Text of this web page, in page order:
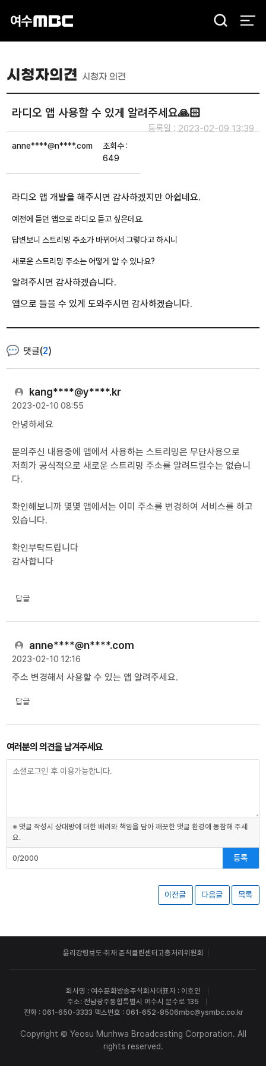
검
시청자의견 시청자 의견
라디오 앱 사용할 수 있게 알려주세요🙏🏻
등록일 : 2023-02-09 13:39
anne****@n****.com
조회수 :
649
라디오 앱 개발을 해주시면 감사하겠지만 아쉽네요.
예전에 듣던 앱으로 라디오 듣고 싶은데요.
답변보니 스트리밍 주소가 바뀌어서 그렇다고 하시니
새로운 스트리밍 주소는 어떻게 알 수 있나요?
알려주시면 감사하겠습니다.
앱으로 들을 수 있게 도와주시면 감사하겠습니다.
댓글(2)
kang****@y****.kr
2023-02-10 08:55
안녕하세요
문의주신 내용중에 앱에서 사용하는 스트리밍은 무단사용으로
저희가 공식적으로 새로운 스트리밍 주소를 알려드릴수는 없습니
다.
확인해보니까 몇몇 앱에서는 이미 주소를 변경하여 서비스를 하고
있습니다.
확인부탁드립니다
감사합니다
답글
anne****@n****.com
2023-02-10 12:16
주소 변경해서 사용할 수 있는 앱 알려주세요.
답글
여러분의 의견을 남겨주세요
※ 댓글 작성시 상대방에 대한 배려와 책임을 담아 깨끗한 댓글 환경에 동참해 주세
요.
0/2000 등록
이전글 다음글 목록
윤리강령보도·취재 준칙클린센터고충처리위원회
회사명 : 여수문화방송주식회사대표자 : 이호인
주소: 전남광주통합특별시 여수시 문수로 135
전화 : 061-650-3333 팩스번호 : 061-652-8506mbc@ysmbc.co.kr
Copyright © Yeosu Munhwa Broadcasting Corporation. All
rights reserved.